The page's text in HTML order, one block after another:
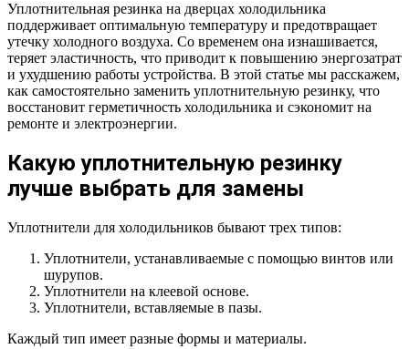
Уплотнительная резинка на дверцах холодильника
поддерживает оптимальную температуру и предотвращает
утечку холодного воздуха. Со временем она изнашивается,
теряет эластичность, что приводит к повышению энергозатрат
и ухудшению работы устройства. В этой статье мы расскажем,
как самостоятельно заменить уплотнительную резинку, что
восстановит герметичность холодильника и сэкономит на
ремонте и электроэнергии.
Какую уплотнительную резинку
лучше выбрать для замены
Уплотнители для холодильников бывают трех типов:
Уплотнители, устанавливаемые с помощью винтов или
шурупов.
Уплотнители на клеевой основе.
Уплотнители, вставляемые в пазы.
Каждый тип имеет разные формы и материалы.